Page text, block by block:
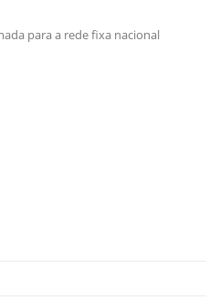
para a rede fixa nacional